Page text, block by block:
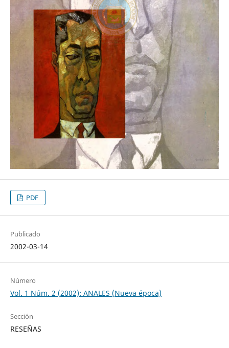
PDF
Publicado
2002-03-14
Número
Vol. 1 Núm. 2 (2002): ANALES (Nueva época)
Sección
RESEÑAS